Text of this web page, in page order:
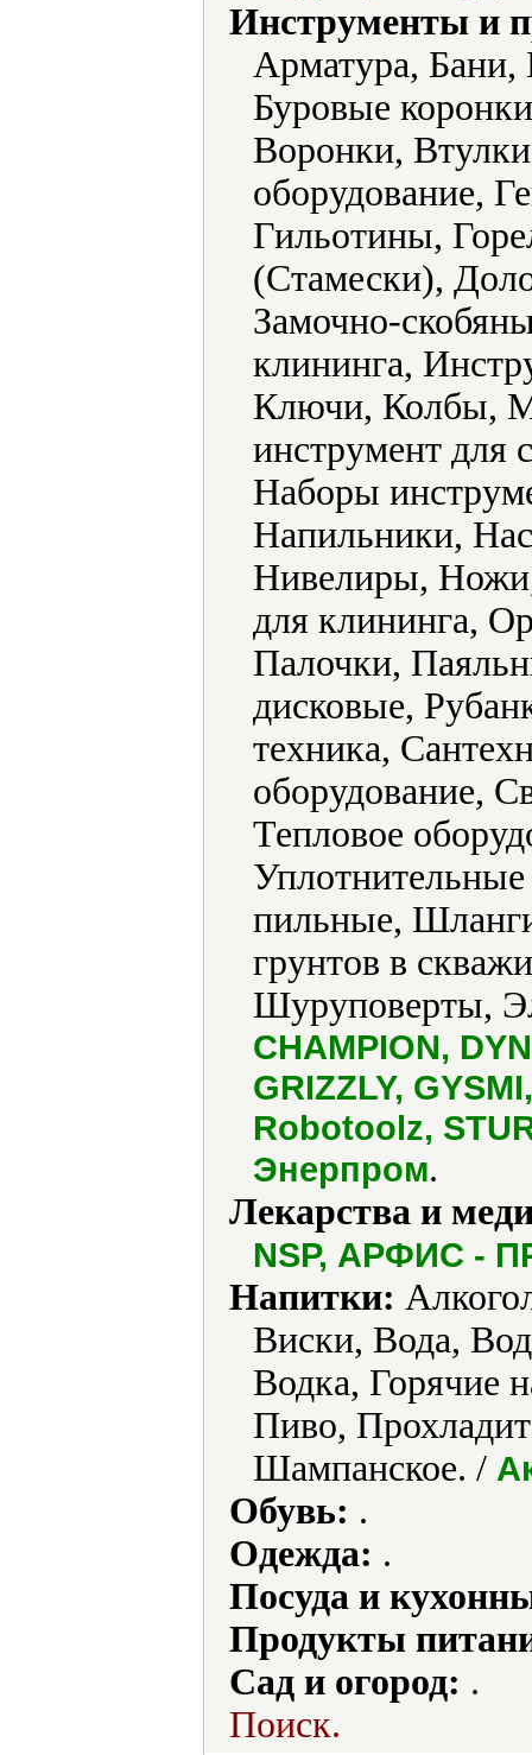
Инструменты и
Арматура, Бани,
Буровые
Воронки,
оборудование,
Гильотины,
(Стамески),
Замочно-
клининга,
Ключи, Колбы,
инструмент
Наборы
Напильники,
Нивелиры,
для клининга,
Палочки,
дисковые,
техника,
оборудование,
Тепловое
пильные,
грунтов в
Шуруповерты,
CHAMPION,
GRIZZLY,
Robotoolz,
Энерпром.
Лекарства и
NSP, АРФИС -
Напитки:
Виски, Вода,
Водка, Горячие
Пиво,
Шампанское. /
Обувь: .
Одежда: .
Посуда и
Продукты
Сад и огород: .
Поиск.